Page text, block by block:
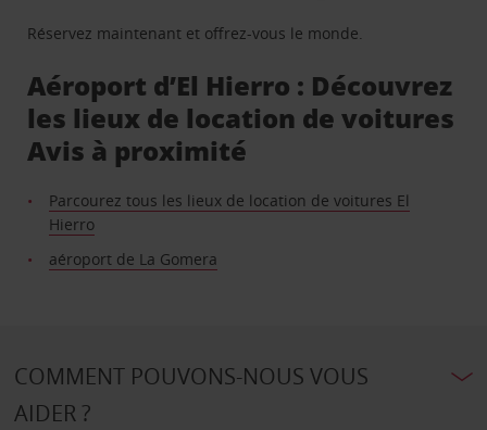
Réservez maintenant et offrez-vous le monde.
Aéroport d’El Hierro : Découvrez
les lieux de location de voitures
Avis à proximité
Parcourez tous les lieux de location de voitures El
Hierro
aéroport de La Gomera
COMMENT POUVONS-NOUS VOUS
AIDER ?